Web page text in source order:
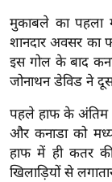
सा
ल
श
य
त
यं
मुकाबले का पहला
शानदार अवसर का
इस गोल के बाद
जोनाथन डेविड ने
पहले हाफ के अंतिम
और कनाडा को
हाफ में ही कतर
खिलाड़ियों से